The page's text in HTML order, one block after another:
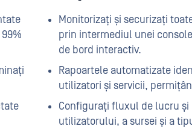
Monitorizați și securizați
prin intermediul unei
de bord interactiv.
Rapoartele automatizate
utilizatori și servicii,
Configurați fluxul de lucru și
utilizatorului, a sursei și a